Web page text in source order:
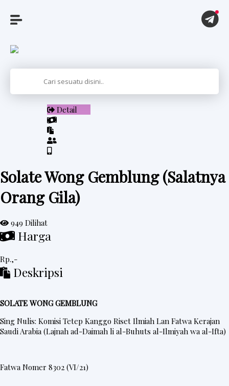
P
t
e
d
a
R
n
e
Detail
Solate Wong Gemblung (Salatnya
Orang Gila)
949 Dilihat
Harga
Rp.,-
Deskripsi
SOLATE WONG GEMBLUNG
Sing Nulis: Komisi Tetep Kanggo Riset Ilmiah Lan Fatwa Kerajan
Saudi Arabia (Lajnah ad-Daimah li al-Buhuts al-Ilmiyah wa al-Ifta)
Fatwa Nomer 8302 (VI/21)